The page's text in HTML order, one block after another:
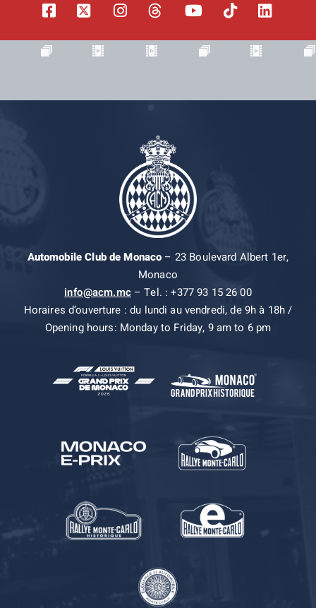
Automobile Club de Monaco– 23 Boulevard Albert 1er,
Monaco
info@acm.mc– Tel. : +377 93 15 26 00
Horaires d’ouverture : du lundi au vendredi, de 9h à 18h /
Opening hours: Monday to Friday, 9 am to 6 pm